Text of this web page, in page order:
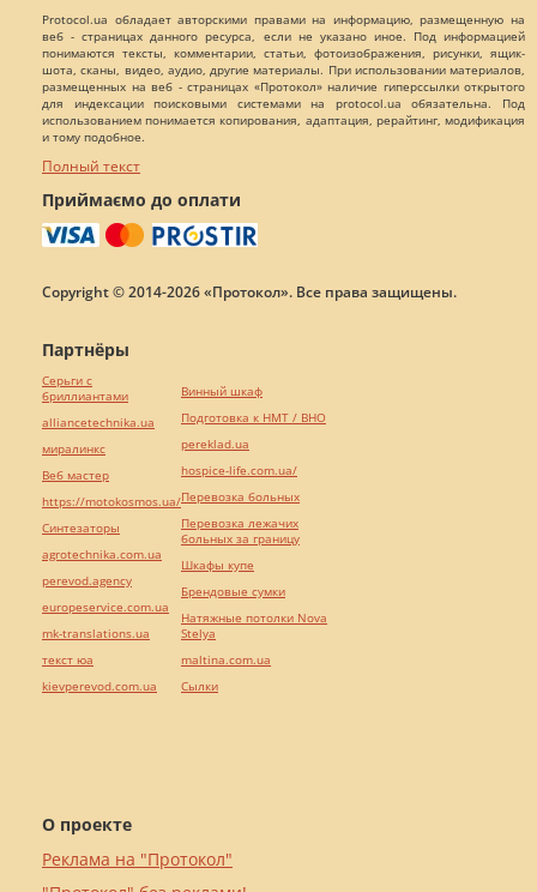
Protocol.ua обладает авторскими правами на информацию, размещенную на
веб - страницах данного ресурса, если не указано иное. Под информацией
понимаются тексты, комментарии, статьи, фотоизображения, рисунки, ящик-
шота, сканы, видео, аудио, другие материалы. При использовании материалов,
размещенных на веб - страницах «Протокол» наличие гиперссылки открытого
для индексации поисковыми системами на protocol.ua обязательна. Под
использованием понимается копирования, адаптация, рерайтинг, модификация
и тому подобное.
Полный текст
Приймаємо до оплати
Copyright © 2014-2026 «Протокол». Все права защищены.
О проекте
Реклама на "Протокол"
Партнёры
Серьги с
бриллиантами
alliancetechnika.ua
миралинкс
Веб мастер
https://motokosmos.ua/
Синтезаторы
agrotechnika.com.ua
perevod.agency
europeservice.com.ua
mk-translations.ua
текст юа
kievperevod.com.ua
Винный шкаф
Подготовка к НМТ / ВНО
pereklad.ua
hospice-life.com.ua/
Перевозка больных
Перевозка лежачих
больных за границу
Шкафы купе
Брендовые сумки
Натяжные потолки Nova
Stelya
maltina.com.ua
Cылки